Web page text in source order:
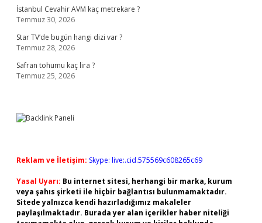
İstanbul Cevahir AVM kaç metrekare ?
Temmuz 30, 2026
Star TV’de bugün hangi dizi var ?
Temmuz 28, 2026
Safran tohumu kaç lira ?
Temmuz 25, 2026
Reklam ve İletişim: Skype: live:.cid.575569c608265c69
Yasal Uyarı: Bu internet sitesi, herhangi bir marka, kurum
veya şahıs şirketi ile hiçbir bağlantısı bulunmamaktadır.
Sitede yalnızca kendi hazırladığımız makaleler
paylaşılmaktadır. Burada yer alan içerikler haber niteliği